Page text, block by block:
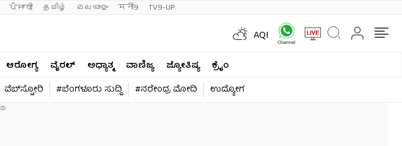
ਪੰਜਾਬੀ தமிழ் മലയാളം मनी9 TV9-UP
AQI
ಆರೋಗ್ಯ ವೈರಲ್​ ಅಧ್ಯಾತ್ಮ ವಾಣಿಜ್ಯ ಜ್ಯೋತಿಷ್ಯ
ಕ್ರೈಂ
ವೆಬ್​ಸ್ಟೋರಿ #ಬೆಂಗಳೂರು ಸುದ್ದಿ #ನರೇಂದ್ರ ಮೋದಿ ಉದ್ಯೋಗ